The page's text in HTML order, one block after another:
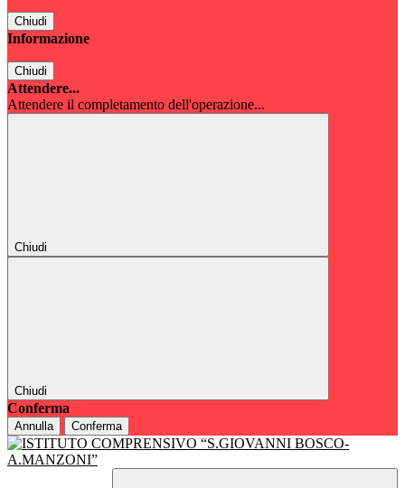
Chiudi
Informazione
Chiudi
Attendere...
Attendere il completamento dell'operazione...
Chiudi
Chiudi
Conferma
Annulla Conferma